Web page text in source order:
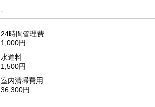
-
24時間管理費
1,000円
水道料
1,500円
室内清掃費用
36,300円